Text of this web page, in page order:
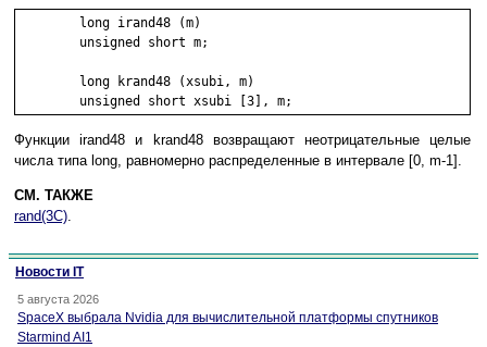
Функции irand48 и krand48 возвращают неотрицательные целые
числа типа long, равномерно распределенные в интервале [0, m-1].
СМ. ТАКЖЕ
rand(3C).
Новости IT
5 августа 2026
SpaceX выбрала Nvidia для вычислительной платформы спутников
Starmind AI1